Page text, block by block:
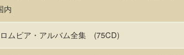
内
ムビア・アルバム全集 (75CD)